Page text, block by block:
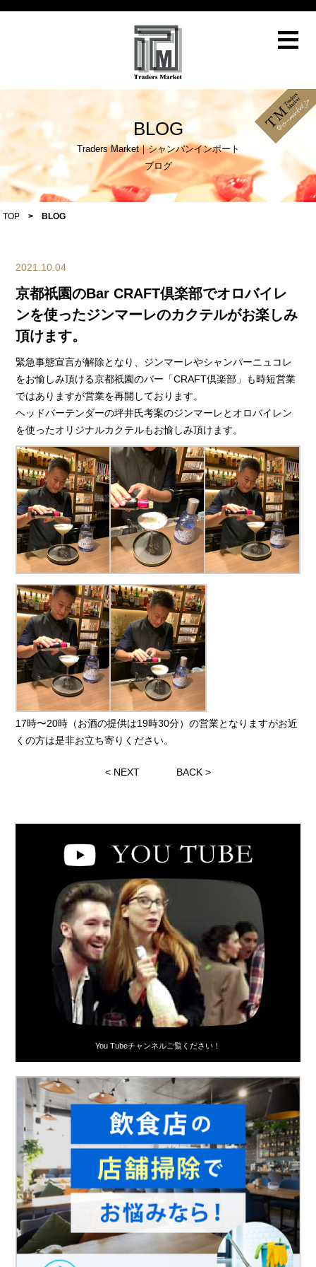
≡
BLOG
Traders Market｜シャンパンインポート
ブログ
TOP > BLOG
2021.10.04
京都祇園のBar CRAFT倶楽部でオロバイレ
ンを使ったジンマーレのカクテルがお楽しみ
頂けます。
緊急事態宣言が解除となり、ジンマーレやシャンパーニュコレ
をお愉しみ頂ける京都祇園のバー「CRAFT倶楽部」も時短営業
ではありますが営業を再開しております。
ヘッドバーテンダーの坪井氏考案のジンマーレとオロバイレン
を使ったオリジナルカクテルもお愉しみ頂けます。
17時〜20時（お酒の提供は19時30分）の営業となりますがお近
くの方は是非お立ち寄りください。
< NEXT BACK >
You Tubeチャンネルご覧ください！